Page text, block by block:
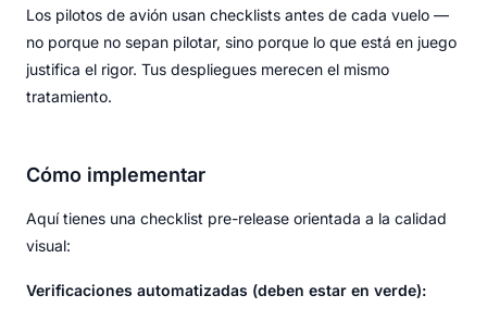
Los pilotos de avión usan checklists antes de cada vuelo —
no porque no sepan pilotar, sino porque lo que está en juego
justifica el rigor. Tus despliegues merecen el mismo
tratamiento.
Cómo implementar
Aquí tienes una checklist pre-release orientada a la calidad
visual:
Verificaciones automatizadas (deben estar en verde):